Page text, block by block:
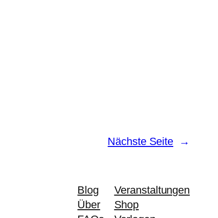
Nächste Seite →
Blog
Über
Veranstaltungen
Shop